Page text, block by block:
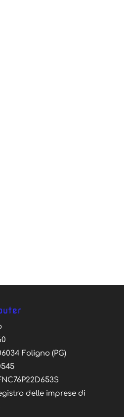
Foligno (PG)
delle imprese di